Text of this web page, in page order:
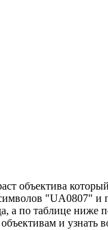
объектива
"UA0807" и
а по таблице
и узнать